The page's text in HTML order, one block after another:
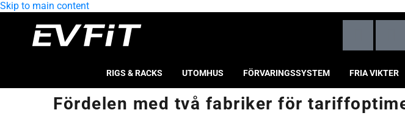
Skip to main content
RIGS & RACKS UTOMHUS FÖRVARINGSSYSTEM FRIA VIKTER
Fördelen med två fabriker för